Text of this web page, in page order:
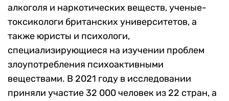
алкоголя и наркотических веществ, ученые-
токсикологи британских университетов, а
также юристы и психологи,
специализирующиеся на изучении проблем
злоупотребления психоактивными
веществами. В 2021 году в исследовании
приняли участие 32 000 человек из 22 стран, а